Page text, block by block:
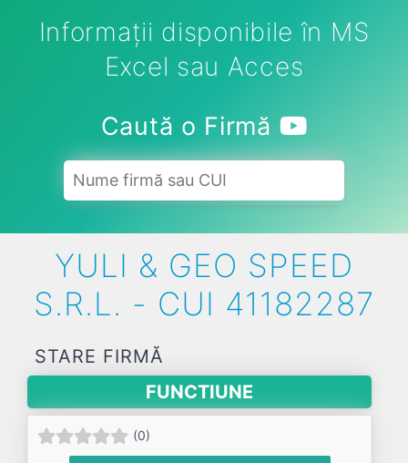
Informații disponibile în MS
Excel sau Acces
Caută o Firmă
YULI & GEO SPEED
S.R.L. - CUI 41182287
STARE FIRMĂ
FUNCTIUNE
(0)